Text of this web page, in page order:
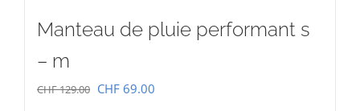
Manteau de pluie performant s
– m
CHF129.00 Le
CHF 69.00